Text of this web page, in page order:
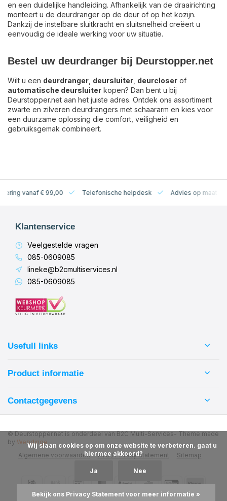
en een duidelijke handleiding. Afhankelijk van de draairichting
monteert u de deurdranger op de deur of op het kozijn.
Dankzij de instelbare sluitkracht en sluitsnelheid creëert u
eenvoudig de ideale werking voor uw situatie.
Bestel uw deurdranger bij Deurstopper.net
Wilt u een deurdranger deursluiter deurcloser of
automatische deursluiter kopen? Dan bent u bij
Deurstopper.net aan het juiste adres. Ontdek ons assortiment
zwarte en zilveren deurdrangers met schaararm en kies voor
een duurzame oplossing die comfort, veiligheid en
gebruiksgemak combineert.
vanaf € 99,00 Telefonische helpdesk Advies op maat
Klantenservice
Veelgestelde vragen
085-0609085
lineke@b2cmultiservices.nl
085-0609085
Usefull links
Product informatie
Contactgegevens
Algemene voorwaarden AVG / Privacy Statement Sitemap
© Deurstopper.net is onderdeel van B2C Multi-Services- Theme made
by Webdinge
            Wij slaan cookies op om onze website te verbeteren. gaat u
hiermee akkoord?
Ja Nee
Bekijk ons Privacy Statement voor meer informatie »